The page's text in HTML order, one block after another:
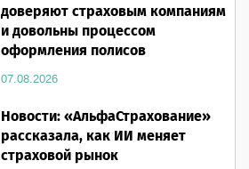
доверяют страховым компаниям
и довольны процессом
оформления полисов
07.08.2026
Новости: «АльфаСтрахование»
рассказала, как ИИ меняет
страховой рынок